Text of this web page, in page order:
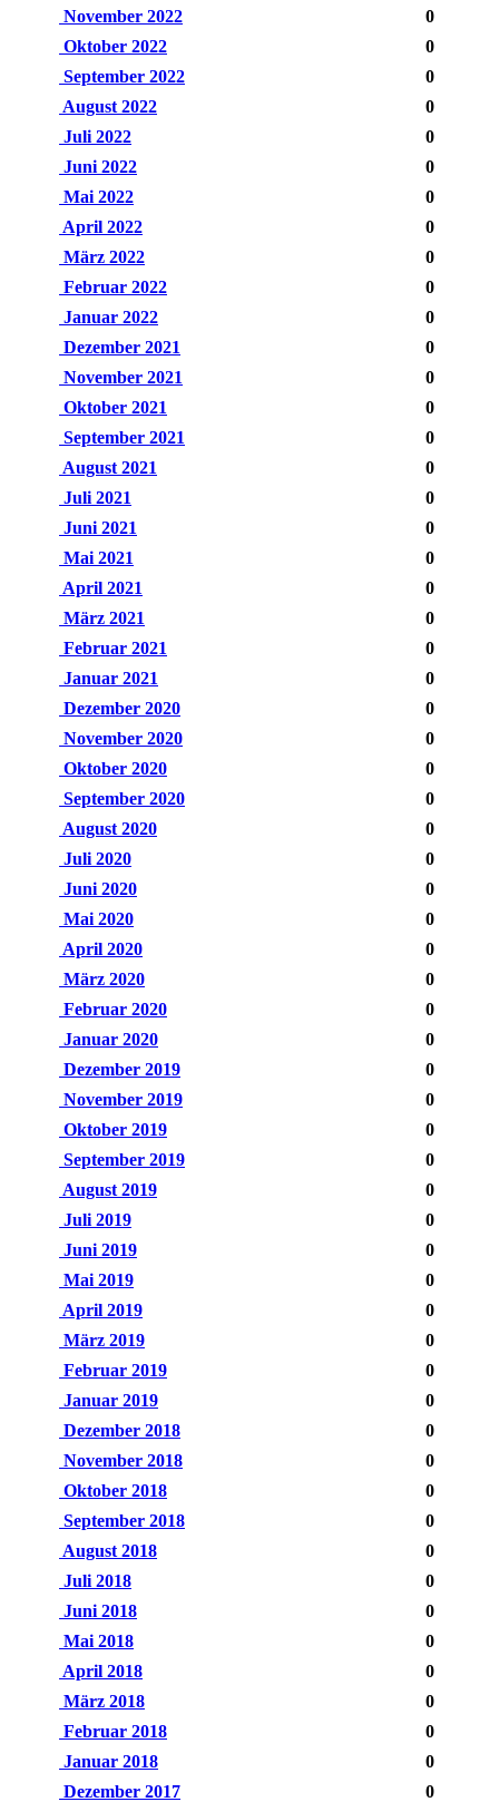
November 2022
0
Oktober 2022
0
September 2022
0
August 2022
0
Juli 2022
0
Juni 2022
0
Mai 2022
0
April 2022
0
März 2022
0
Februar 2022
0
Januar 2022
0
Dezember 2021
0
November 2021
0
Oktober 2021
0
September 2021
0
August 2021
0
Juli 2021
0
Juni 2021
0
Mai 2021
0
April 2021
0
März 2021
0
Februar 2021
0
Januar 2021
0
Dezember 2020
0
November 2020
0
Oktober 2020
0
September 2020
0
August 2020
0
Juli 2020
0
Juni 2020
0
Mai 2020
0
April 2020
0
März 2020
0
Februar 2020
0
Januar 2020
0
Dezember 2019
0
November 2019
0
Oktober 2019
0
September 2019
0
August 2019
0
Juli 2019
0
Juni 2019
0
Mai 2019
0
April 2019
0
März 2019
0
Februar 2019
0
Januar 2019
0
Dezember 2018
0
November 2018
0
Oktober 2018
0
September 2018
0
August 2018
0
Juli 2018
0
Juni 2018
0
Mai 2018
0
April 2018
0
März 2018
0
Februar 2018
0
Januar 2018
0
Dezember 2017
0